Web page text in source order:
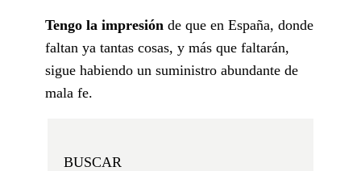
Tengo la impresión de que en España, donde
faltan ya tantas cosas, y más que faltarán,
sigue habiendo un suministro abundante de
mala fe.
BUSCAR